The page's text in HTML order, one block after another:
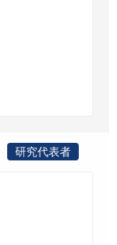
研究代表者